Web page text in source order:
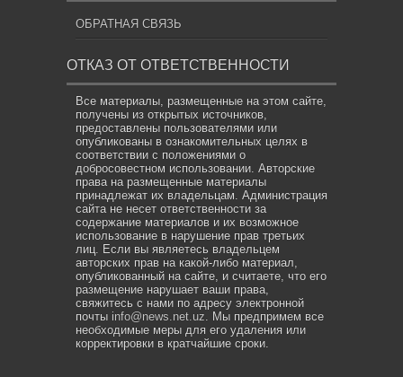
ОБРАТНАЯ СВЯЗЬ
ОТКАЗ ОТ ОТВЕТСТВЕННОСТИ
Все материалы, размещенные на этом сайте,
получены из открытых источников,
предоставлены пользователями или
опубликованы в ознакомительных целях в
соответствии с положениями о
добросовестном использовании. Авторские
права на размещенные материалы
принадлежат их владельцам. Администрация
сайта не несет ответственности за
содержание материалов и их возможное
использование в нарушение прав третьих
лиц. Если вы являетесь владельцем
авторских прав на какой-либо материал,
опубликованный на сайте, и считаете, что его
размещение нарушает ваши права,
свяжитесь с нами по адресу электронной
почты info@news.net.uz. Мы предпримем все
необходимые меры для его удаления или
корректировки в кратчайшие сроки.